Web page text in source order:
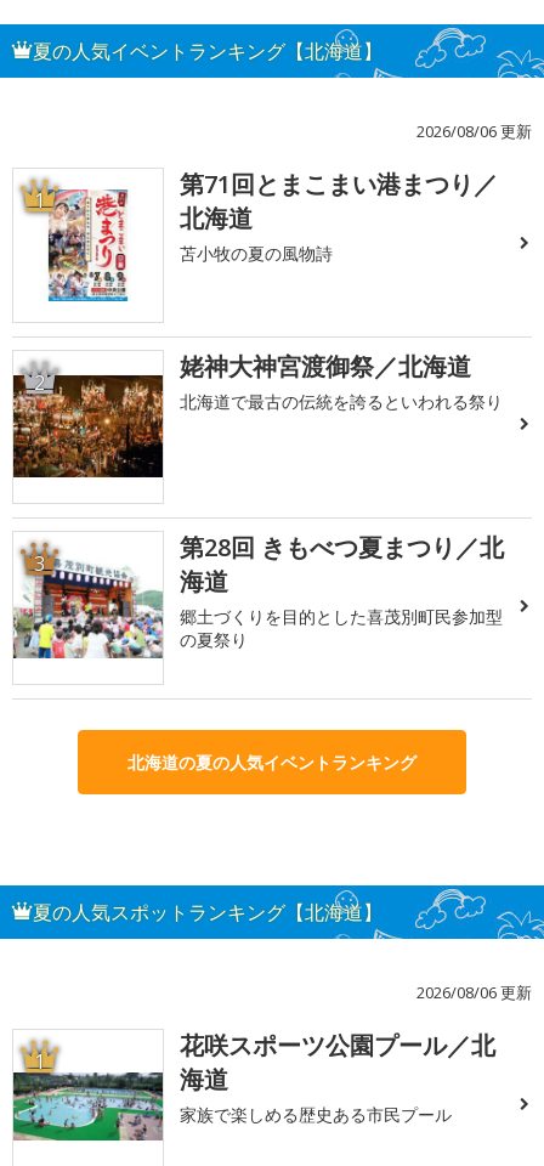
夏の人気イベントランキング【北海道】
2026/08/06 更新
1
第71回とまこまい港まつり／
北海道
苫小牧の夏の風物詩
2 姥神大神宮渡御祭／北海道
北海道で最古の伝統を誇るといわれる祭り
3
第28回 きもべつ夏まつり／北
海道
郷土づくりを目的とした喜茂別町民参加型
の夏祭り
北海道の夏の人気イベントランキング
夏の人気スポットランキング【北海道】
2026/08/06 更新
1
花咲スポーツ公園プール／北
海道
家族で楽しめる歴史ある市民プール